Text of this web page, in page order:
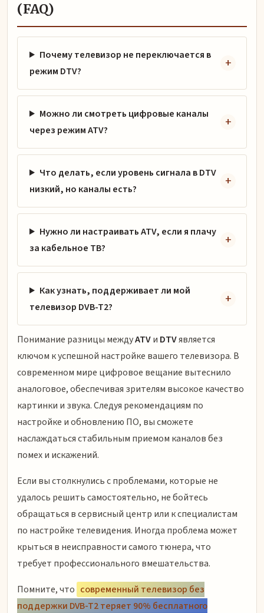
(FAQ)
Почему телевизор не переключается в
режим DTV?
Можно ли смотреть цифровые каналы
через режим ATV?
Что делать, если уровень сигнала в DTV
низкий, но каналы есть?
Нужно ли настраивать ATV, если я плачу
за кабельное ТВ?
Как узнать, поддерживает ли мой
телевизор DVB-T2?
Понимание разницы междуATVи DTVявляется
ключом к успешной настройке вашего телевизора. В
современном мире цифровое вещание вытеснило
аналоговое, обеспечивая зрителям высокое качество
картинки и звука. Следуя рекомендациям по
настройке и обновлению ПО, вы сможете
наслаждаться стабильным приемом каналов без
помех и искажений.
Если вы столкнулись с проблемами, которые не
удалось решить самостоятельно, не бойтесь
обращаться в сервисный центр или к специалистам
по настройке телевидения. Иногда проблема может
крыться в неисправности самого тюнера, что
требует профессионального вмешательства.
Помните, что современный телевизор без
поддержки DVB-T2 теряет 90% бесплатного